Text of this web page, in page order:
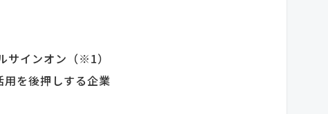
サインオン（※1）
を後押しする企業